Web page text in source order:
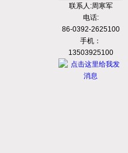
联系人:周寒军
电话:
86-0392-2625100
手机：
13503925100